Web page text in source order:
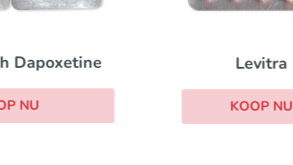
Dapoxetine
NU
Levitra
KOOP NU